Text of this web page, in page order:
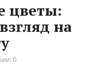
цветы:
на
0